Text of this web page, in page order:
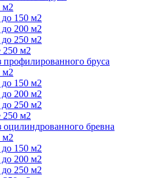
м2
150 м2
200 м2
250 м2
м2
бруса
м2
150 м2
200 м2
250 м2
м2
бревна
м2
150 м2
200 м2
250 м2